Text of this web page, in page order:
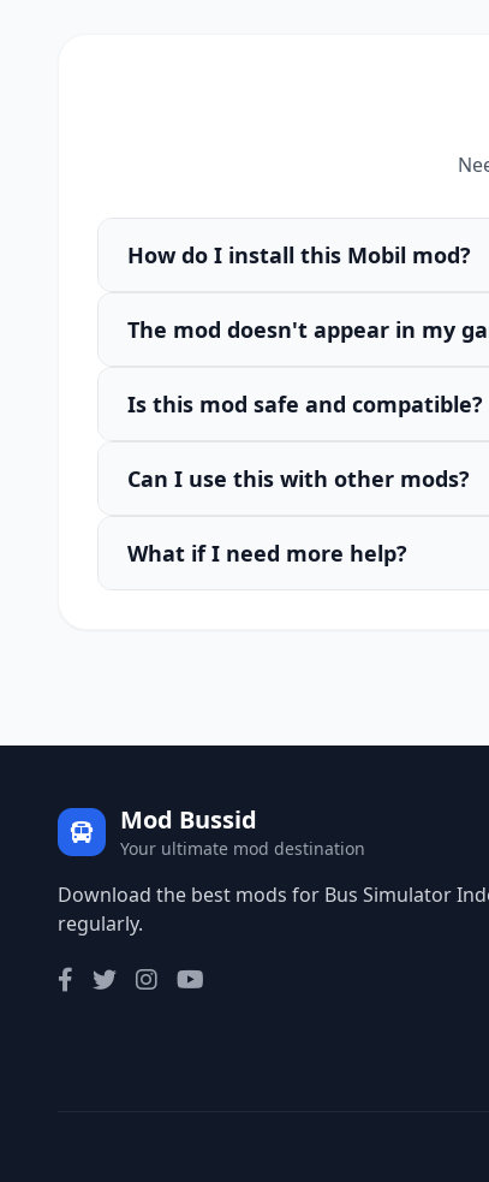
How do I install this Mobil mod?
The mod doesn't appear in my
Is this mod safe and compatible?
Can I use this with other mods?
What if I need more help?
Mod Bussid
Your ultimate mod destination
Download the best mods for Bus Simulator
regularly.